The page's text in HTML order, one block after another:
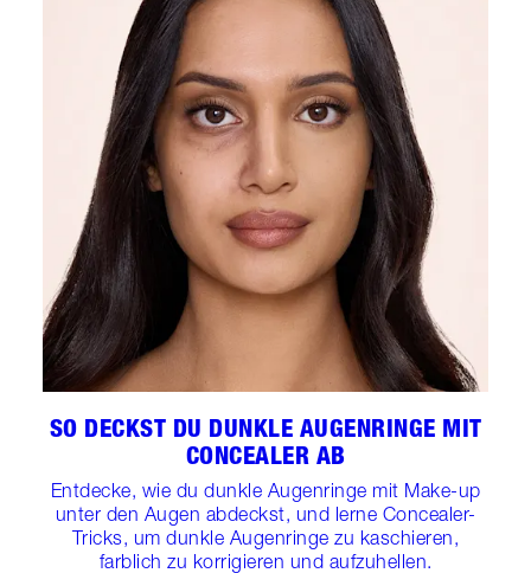
SO DECKST DU DUNKLE AUGENRINGE MIT
CONCEALER AB
Entdecke, wie du dunkle Augenringe mit Make-up
unter den Augen abdeckst, und lerne Concealer-
Tricks, um dunkle Augenringe zu kaschieren,
farblich zu korrigieren und aufzuhellen.